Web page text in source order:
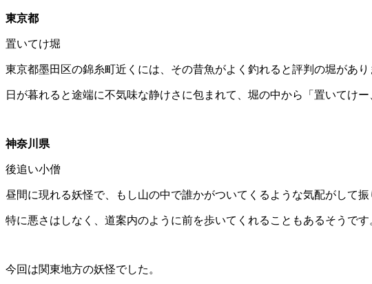
東京都
置いてけ堀
東京都墨田区の錦糸町近くには、その昔魚がよく釣れると評判の堀があ
日が暮れると途端に不気味な静けさに包まれて、堀の中から「置いてけ
神奈川県
後追い小僧
昼間に現れる妖怪で、もし山の中で誰かがついてくるような気配がして
特に悪さはしなく、道案内のように前を歩いてくれることもあるそうです
今回は関東地方の妖怪でした。